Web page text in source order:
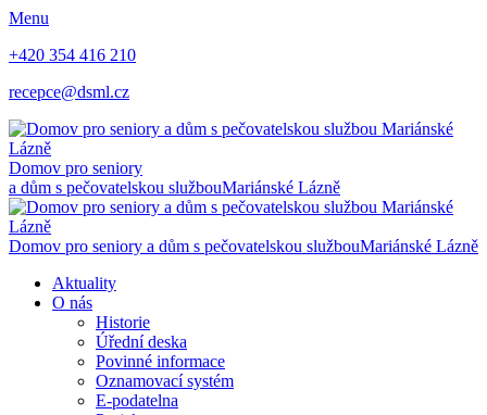
Menu
+420 354 416 210
recepce@dsml.cz
Domov pro seniory
a dům s pečovatelskou službouMariánské Lázně
Domov pro seniory a dům s pečovatelskou službouMariánské Lázně
Aktuality
O nás
Historie
Úřední deska
Povinné informace
Oznamovací systém
E-podatelna